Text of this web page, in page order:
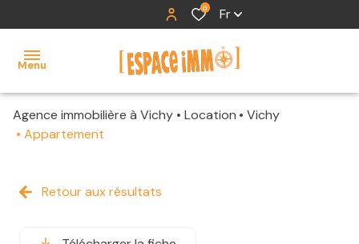
0 Fr
Menu
accueil
locations
contact
Agence immobilière à Vichy Location
Vichy
Appartement
Retour aux résultats